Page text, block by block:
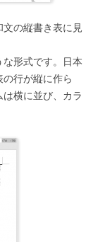
の縦書き表に見
形式です。日本
行が縦に作ら
横に並び、カラ